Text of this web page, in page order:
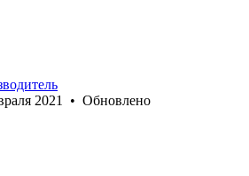
2021 • Обновлено